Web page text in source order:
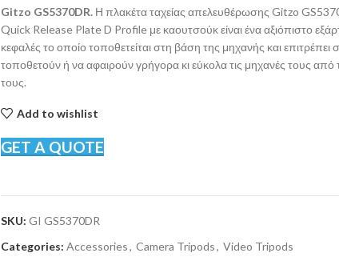
Gitzo GS5370DR. Η πλακέτα ταχείας απελευθέρωσης Gitzo
Quick Release Plate D Profile με καουτσούκ είναι ένα αξιόπιστο
κεφαλές το οποίο τοποθετείται στη βάση της μηχανής και
τοποθετούν ή να αφαιρούν γρήγορα κι εύκολα τις μηχανές τους
τους.
Add to wishlist
GET A QUOTE
SKU: GI GS5370DR
Categories: Accessories, Camera Tripods, Video Tripods